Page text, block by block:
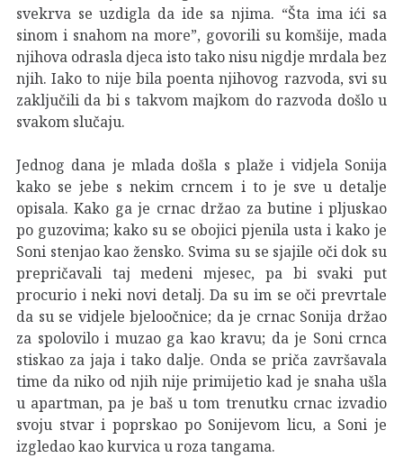
svekrva se uzdigla da ide sa njima. “Šta ima ići sa
sinom i snahom na more”, govorili su komšije, mada
njihova odrasla djeca isto tako nisu nigdje mrdala bez
njih. Iako to nije bila poenta njihovog razvoda, svi su
zaključili da bi s takvom majkom do razvoda došlo u
svakom slučaju.
Jednog dana je mlada došla s plaže i vidjela Sonija
kako se jebe s nekim crncem i to je sve u detalje
opisala. Kako ga je crnac držao za butine i pljuskao
po guzovima; kako su se obojici pjenila usta i kako je
Soni stenjao kao žensko. Svima su se sjajile oči dok su
prepričavali taj medeni mjesec, pa bi svaki put
procurio i neki novi detalj. Da su im se oči prevrtale
da su se vidjele bjeloočnice; da je crnac Sonija držao
za spolovilo i muzao ga kao kravu; da je Soni crnca
stiskao za jaja i tako dalje. Onda se priča završavala
time da niko od njih nije primijetio kad je snaha ušla
u apartman, pa je baš u tom trenutku crnac izvadio
svoju stvar i poprskao po Sonijevom licu, a Soni je
izgledao kao kurvica u roza tangama.